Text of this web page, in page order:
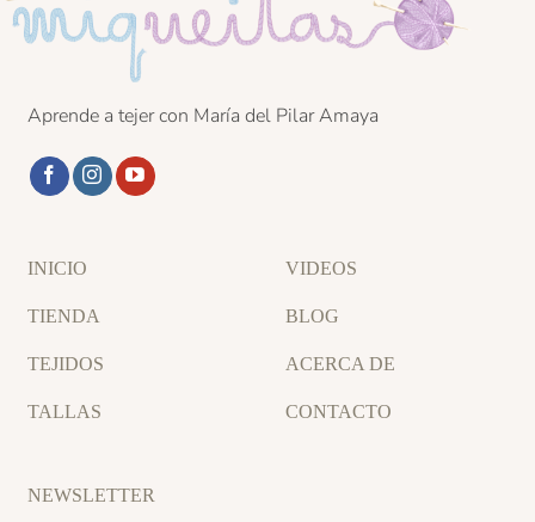
Aprende a tejer con María del Pilar Amaya
INICIO
TIENDA
TEJIDOS
TALLAS
VIDEOS
BLOG
ACERCA DE
CONTACTO
NEWSLETTER